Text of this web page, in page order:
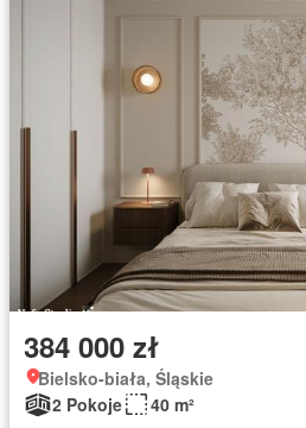
384 000 zł
Bielsko-biała, Śląskie
2 Pokoje
40 m²